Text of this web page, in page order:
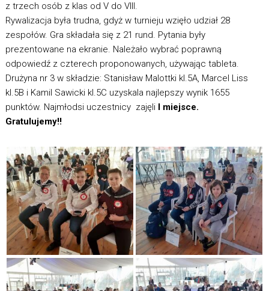
z trzech osób z klas od V do VIII.
Rywalizacja była trudna, gdyż w turnieju wzięło udział 28
zespołów. Gra składała się z 21 rund. Pytania były
prezentowane na ekranie. Należało wybrać poprawną
odpowiedź z czterech proponowanych, używając tableta.
Drużyna nr 3 w składzie: Stanisław Malottki kl.5A, Marcel Liss
kl.5B i Kamil Sawicki kl.5C uzyskala najlepszy wynik 1655
punktów. Najmłodsi uczestnicy zajęli
I miejsce.
Gratulujemy!!